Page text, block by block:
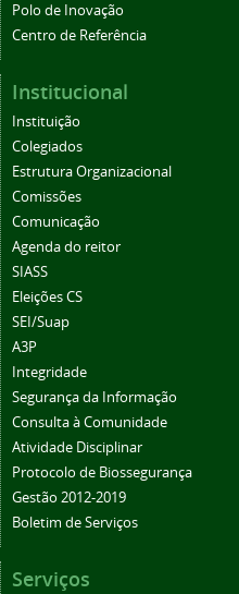
Polo de Inovação
Centro de Referência
Institucional
Instituição
Colegiados
Estrutura Organizacional
Comissões
Comunicação
Agenda do reitor
SIASS
Eleições CS
SEI/Suap
A3P
Integridade
Segurança da Informação
Consulta à Comunidade
Atividade Disciplinar
Protocolo de Biossegurança
Gestão 2012-2019
Boletim de Serviços
Serviços